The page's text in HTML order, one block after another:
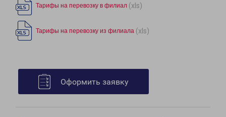
Тарифы на перевозку в филиал (xls)
Тарифы на перевозку из филиала (xls)
Оформить заявку